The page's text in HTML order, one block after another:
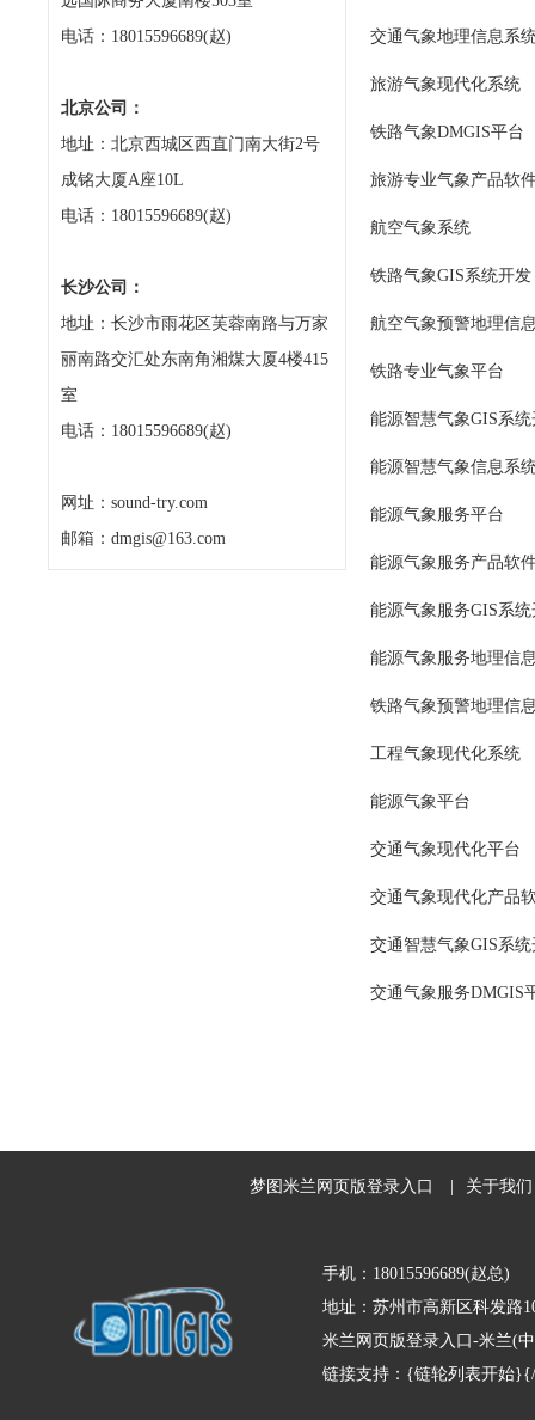
电话：18015596689(赵)
北京公司：
地址：北京西城区西直门南大街2号
成铭大厦A座10L
电话：18015596689(赵)
长沙公司：
地址：长沙市雨花区芙蓉南路与万家
丽南路交汇处东南角湘煤大厦4楼415
室
电话：18015596689(赵)
网址：sound-try.com
邮箱：dmgis@163.com
交通气象地理信息系
旅游气象现代化系统
铁路气象DMGIS平台
旅游专业气象产品软
航空气象系统
铁路气象GIS系统开发
航空气象预警地理信
铁路专业气象平台
能源智慧气象GIS系统
能源智慧气象信息系
能源气象服务平台
能源气象服务产品软
能源气象服务GIS系统
能源气象服务地理信
铁路气象预警地理信
工程气象现代化系统
能源气象平台
交通气象现代化平台
交通气象现代化产品
交通智慧气象GIS系统
交通气象服务DMGIS
梦图米兰网页版登录入口 关于我们
手机：18015596689(赵总)
地址：苏州市高新区科发路
米兰网页版登录入口-米兰(
链接支持：{链轮列表开始